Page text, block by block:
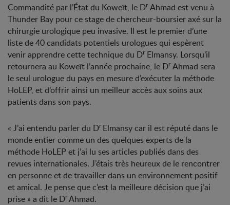
Commandité par l’État du Koweït, le DrAhmad est venu à
Thunder Bay pour ce stage de chercheur-boursier axé sur la
chirurgie urologique peu invasive. Il est le premier d’une
liste de 40 candidats potentiels urologues qui espèrent
venir apprendre cette technique du DrElmansy. Lorsqu’il
retournera au Koweït l’année prochaine, le DrAhmad sera
le seul urologue du pays en mesure d’exécuter la méthode
HoLEP, et d’offrir ainsi un meilleur accès aux soins aux
patients dans son pays.
« J’ai entendu parler du DrElmansy car il est réputé dans le
monde entier comme un des quelques experts de la
méthode HoLEP et j’ai lu ses articles publiés dans des
revues internationales. J’étais très heureux de le rencontrer
en personne et de travailler dans un environnement positif
et amical. Je pense que c’est la meilleure décision que j’ai
prise » a dit le DrAhmad.